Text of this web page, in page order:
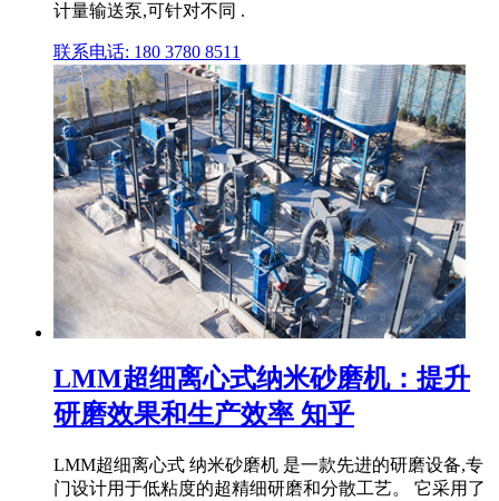
计量输送泵,可针对不同 .
联系电话: 180 3780 8511
LMM超细离心式纳米砂磨机：提升
研磨效果和生产效率 知乎
LMM超细离心式 纳米砂磨机 是一款先进的研磨设备,专
门设计用于低粘度的超精细研磨和分散工艺。 它采用了